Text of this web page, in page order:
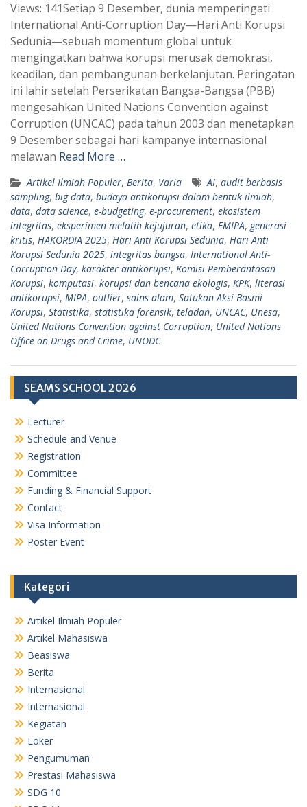
a
t
A
p
p
l
e
r
a
m
Views: 141Setiap 9 Desember, dunia memperingati
International Anti-Corruption Day—Hari Anti Korupsi
Sedunia—sebuah momentum global untuk
mengingatkan bahwa korupsi merusak demokrasi,
keadilan, dan pembangunan berkelanjutan. Peringatan
ini lahir setelah Perserikatan Bangsa-Bangsa (PBB)
mengesahkan United Nations Convention against
Corruption (UNCAC) pada tahun 2003 dan menetapkan
9 Desember sebagai hari kampanye internasional
melawan Read More …
Artikel Ilmiah Populer, Berita, Varia AI, audit berbasis
sampling, big data, budaya antikorupsi dalam bentuk ilmiah,
data, data science, e-budgeting, e-procurement, ekosistem
integritas, eksperimen melatih kejujuran, etika, FMIPA, generasi
kritis, HAKORDIA 2025, Hari Anti Korupsi Sedunia, Hari Anti
Korupsi Sedunia 2025, integritas bangsa, International Anti-
Corruption Day, karakter antikorupsi, Komisi Pemberantasan
Korupsi, komputasi, korupsi dan bencana ekologis, KPK, literasi
antikorupsi, MIPA, outlier, sains alam, Satukan Aksi Basmi
Korupsi, Statistika, statistika forensik, teladan, UNCAC, Unesa,
United Nations Convention against Corruption, United Nations
Office on Drugs and Crime, UNODC
SEAMS SCHOOL 2026
Lecturer
Schedule and Venue
Registration
Committee
Funding & Financial Support
Contact
Visa Information
Poster Event
Kategori
Artikel Ilmiah Populer
Artikel Mahasiswa
Beasiswa
Berita
Internasional
Internasional
Kegiatan
Loker
Pengumuman
Prestasi Mahasiswa
SDG 10